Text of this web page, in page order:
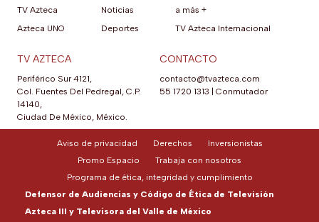
TV Azteca
Azteca UNO
Noticias
Deportes
a más +
TV Azteca Internacional
TV AZTECA
Periférico Sur 4121,
Col. Fuentes Del Pedregal, C.P.
14140,
Ciudad De México, México.
CONTACTO
contacto@tvazteca.com
55 1720 1313
Conmutador
Aviso de privacidad Derechos
Inversionistas
Promo Espacio
Trabaja con nosotros
Programa de ética, integridad y cumplimiento
Defensor de Audiencias y Código de Ética de Televisión
Azteca III y Televisora del Valle de México